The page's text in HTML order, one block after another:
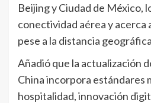
Beijing y Ciudad de México,
conectividad aérea y acerca
pese a la distancia
Añadió que la actualización
China incorpora estándares
hospitalidad, innovación